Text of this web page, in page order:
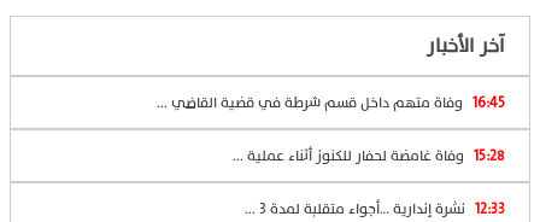
آخر الأخبار
16:45 وفاة متهم داخل قسم شرطة في قضية القاضي ...
15:28 وفاة غامضة لحفار للكنوز أثناء عملية ...
12:33 نشرة إندارية …أجواء متقلبة لمدة 3 ...